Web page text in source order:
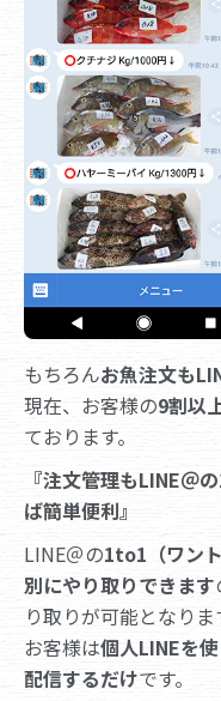
もちろんお魚注文も
現在、お客様の9割以
ております。
『注文管理もLINE＠
ば簡単便利』
LINE＠の1to1（ワン
別にやり取りできます
り取りが可能となりま
お客様は個人LINEを
配信するだけです。